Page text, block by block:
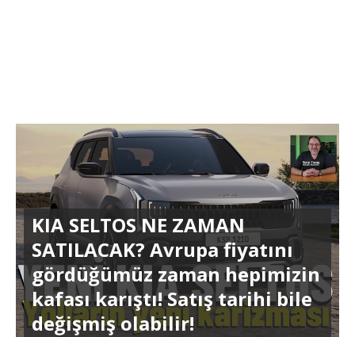
KIA SELTOS NE ZAMAN
SATILACAK? Avrupa fiyatını
gördüğümüz zaman hepimizin
kafası karıştı! Satış tarihi bile
değişmiş olabilir!